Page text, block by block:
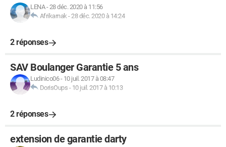
LENA-28 déc. 2020 à 11:56
Afrikarnak -28 déc. 2020 à 14:24
2 réponses
SAV Boulanger Garantie 5 ans
Ludinico06- 10 juil. 2017 à 08:47
DorisOups - 10 juil. 2017 à 10:13
2 réponses
extension de garantie darty